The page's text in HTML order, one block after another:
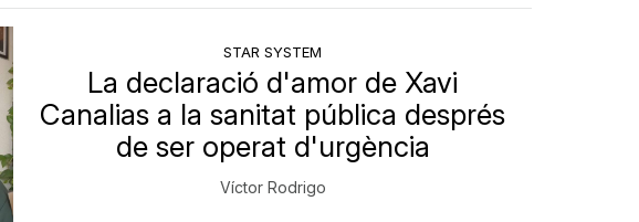
STAR SYSTEM
La declaració d'amor de Xavi
Canalias a la sanitat pública després
de ser operat d'urgència
Víctor Rodrigo